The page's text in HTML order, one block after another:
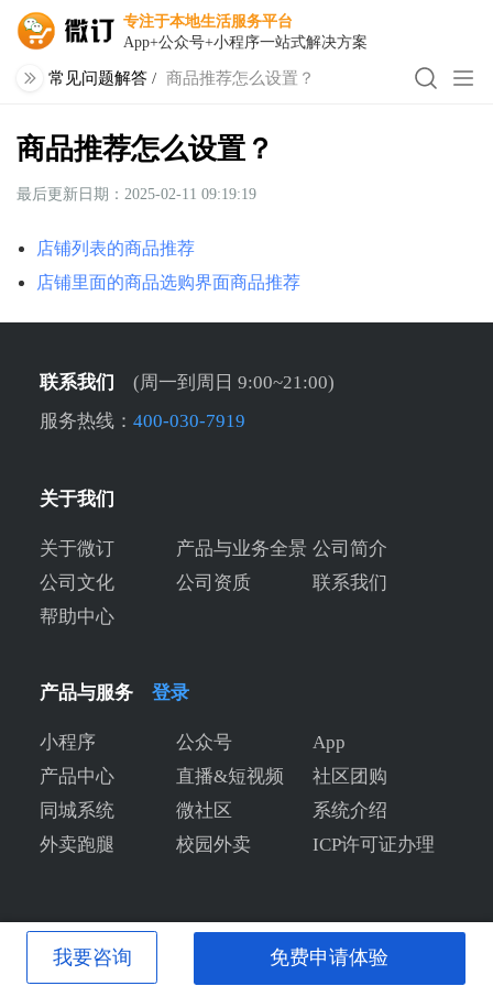
专注于本地生活服务平台
App+公众号+小程序一站式解决方案
常见问题解答 / 商品推荐怎么设置？
商品推荐怎么设置？
最后更新日期：2025-02-11 09:19:19
店铺列表的商品推荐
店铺里面的商品选购界面商品推荐
联系我们
(周一到周日 9:00~21:00)
服务热线： 400-030-7919
关于我们
关于微订 产品与业务全景 公司简介
公司文化
公司资质
联系我们
帮助中心
产品与服务 登录
小程序 公众号
App
产品中心
直播&短视频
社区团购
同城系统
微社区
系统介绍
外卖跑腿
校园外卖 ICP许可证办理
我要咨询 免费申请体验